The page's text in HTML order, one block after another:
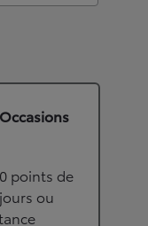
points de
ou